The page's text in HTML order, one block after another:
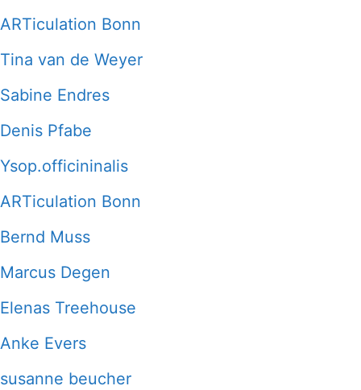
ARTiculation Bonn
Tina van de Weyer
Sabine Endres
Denis Pfabe
Ysop.officininalis
ARTiculation Bonn
Bernd Muss
Marcus Degen
Elenas Treehouse
Anke Evers
susanne beucher